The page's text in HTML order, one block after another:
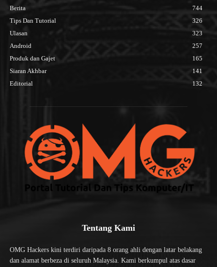
Berita
744
Tips Dan Tutorial
326
Ulasan
323
Android
257
Produk dan Gajet
165
Siaran Akhbar
141
Editorial
132
Tentang Kami
OMG Hackers kini terdiri daripada 8 orang ahli dengan latar belakang
dan alamat berbeza di seluruh Malaysia. Kami berkumpul atas dasar